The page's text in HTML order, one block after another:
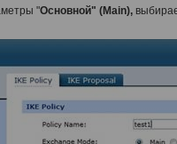
"Основной" (Main),